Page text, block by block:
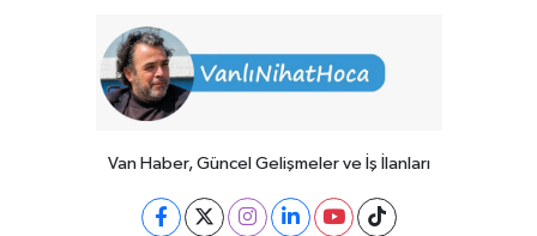
Van Haber, Güncel Gelişmeler ve İş İlanları